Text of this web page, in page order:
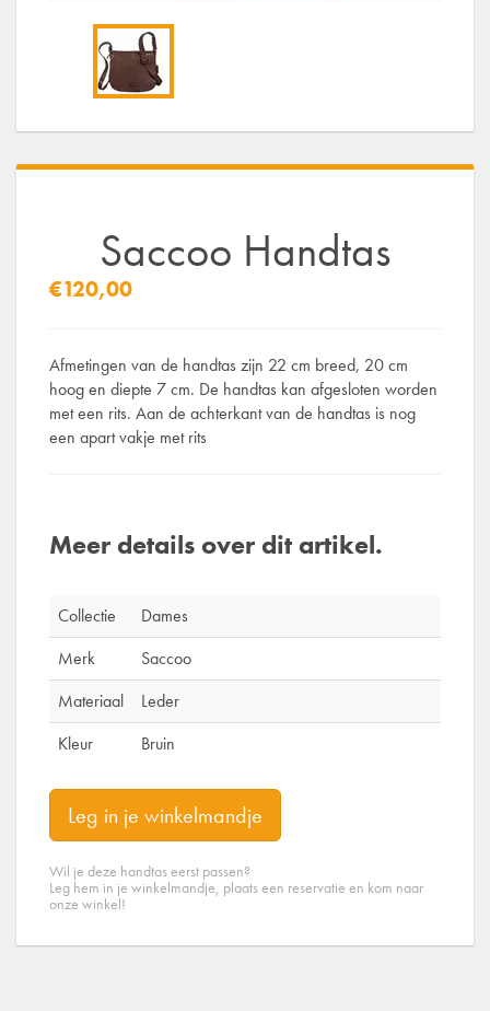
Saccoo Handtas
€120,00
Afmetingen van de handtas zijn 22 cm breed, 20 cm
hoog en diepte 7 cm. De handtas kan afgesloten worden
met een rits. Aan de achterkant van de handtas is nog
een apart vakje met rits
Meer details over dit artikel.
Collectie
Dames
Merk
Saccoo
Materiaal
Leder
Kleur
Bruin
Leg in je winkelmandje
Wil je deze handtas eerst passen?
Leg hem in je winkelmandje, plaats een reservatie en kom naar
onze winkel!